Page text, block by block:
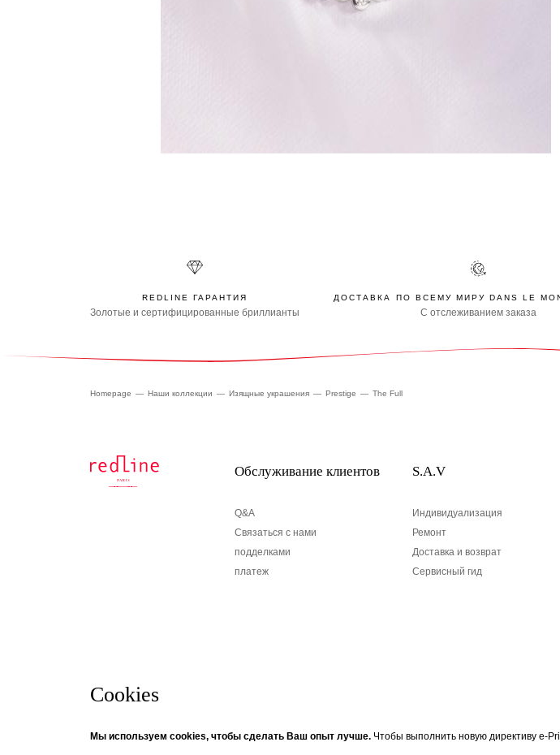
Cookies
Мы используем cookies, чтобы сделать Ваш опыт лучше. Чтобы выполнить новую директиву e-
REDLINE ГАРАНТИЯ
Золотые и сертифицированные бриллианты
ДОСТАВКА ПО ВСЕМУ МИРУ DANS LE
С отслеживанием заказа
Homepage Наши коллекции Изящные украшения Prestige The Full
Обслуживание клиентов
Q&A
Связаться с нами
подделками
платеж
S.A.V
Индивидуализация
Ремонт
Доставка и возврат
Сервисный гид
бюллетень